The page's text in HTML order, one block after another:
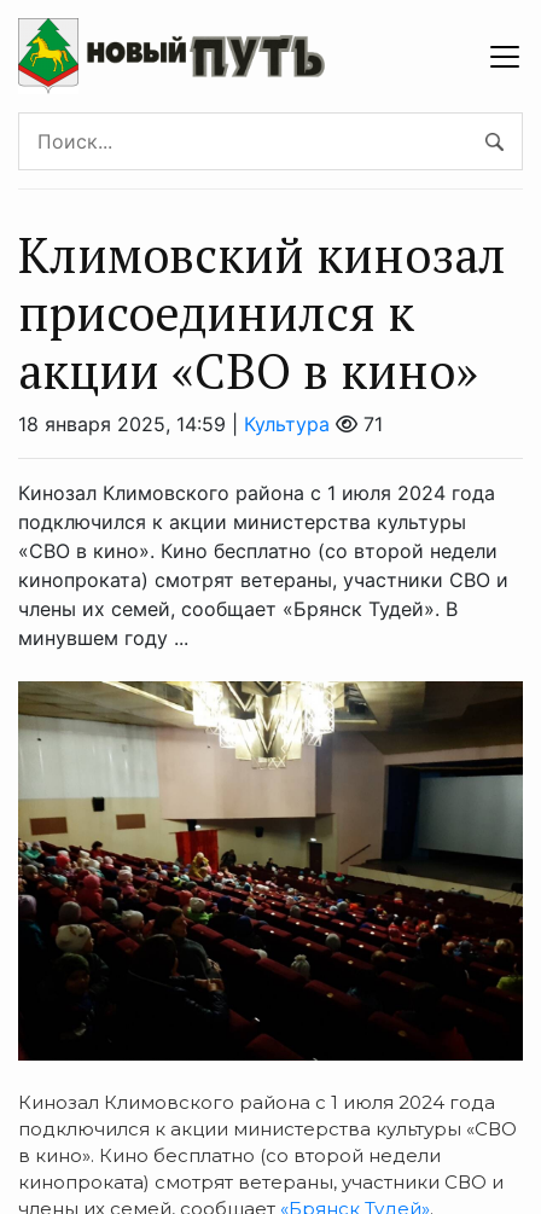
Климовский кинозал
присоединился к
акции «СВО в кино»
18 января 2025, 14:59 | Культура 71
Кинозал Климовского района с 1 июля 2024 года
подключился к акции министерства культуры
«СВО в кино». Кино бесплатно (со второй недели
кинопроката) смотрят ветераны, участники СВО и
члены их семей, сообщает «Брянск Тудей». В
минувшем году ...
Кинозал Климовского района с 1 июля 2024 года
подключился к акции министерства культуры «СВО
в кино». Кино бесплатно (со второй недели
кинопроката) смотрят ветераны, участники СВО и
члены их семей, сообщает «Брянск Тудей».